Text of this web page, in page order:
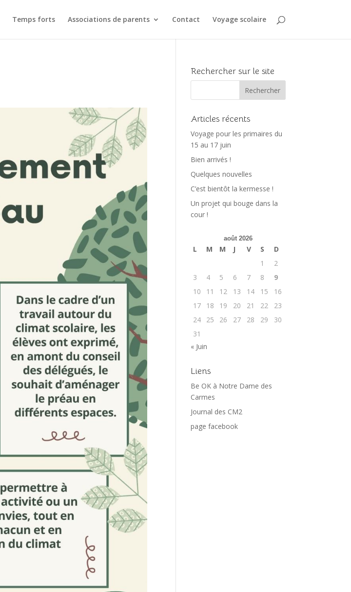
Temps forts Associations de parents Contact Voyage scolaire
Rechercher sur le site
Articles récents
Voyage pour les primaires du
15 au 17 juin
Bien arrivés !
Quelques nouvelles
C’est bientôt la kermesse !
Un projet qui bouge dans la
cour !
août 2026
L M M J V S
D
1
2
3
4 5 6 7 8
9
10
11 12 13 14 15
16
17
18 19 20 21 22
23
24
25 26 27 28 29
30
31
« Juin
Liens
Be OK à Notre Dame des
Carmes
Journal des CM2
page facebook